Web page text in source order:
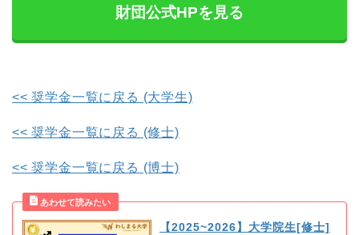
財団公式HPを見る
<< 奨学金一覧に戻る (大学生)
<< 奨学金一覧に戻る (修士)
<< 奨学金一覧に戻る (博士)
【2025~2026】大学院生[修士]